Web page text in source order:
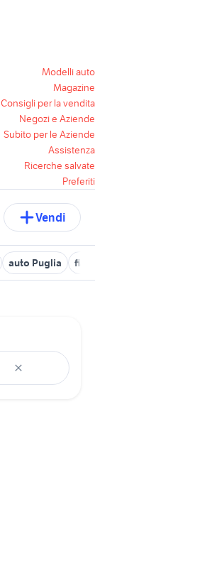
Modelli auto
Magazine
Consigli per la vendita
Negozi e Aziende
Subito per le Aziende
Assistenza
Ricerche salvate
Preferiti
Vendi
auto Puglia fiat panda auto